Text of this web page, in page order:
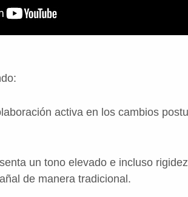
activa en los cambios
un tono elevado e incluso rigidez
de manera tradicional.